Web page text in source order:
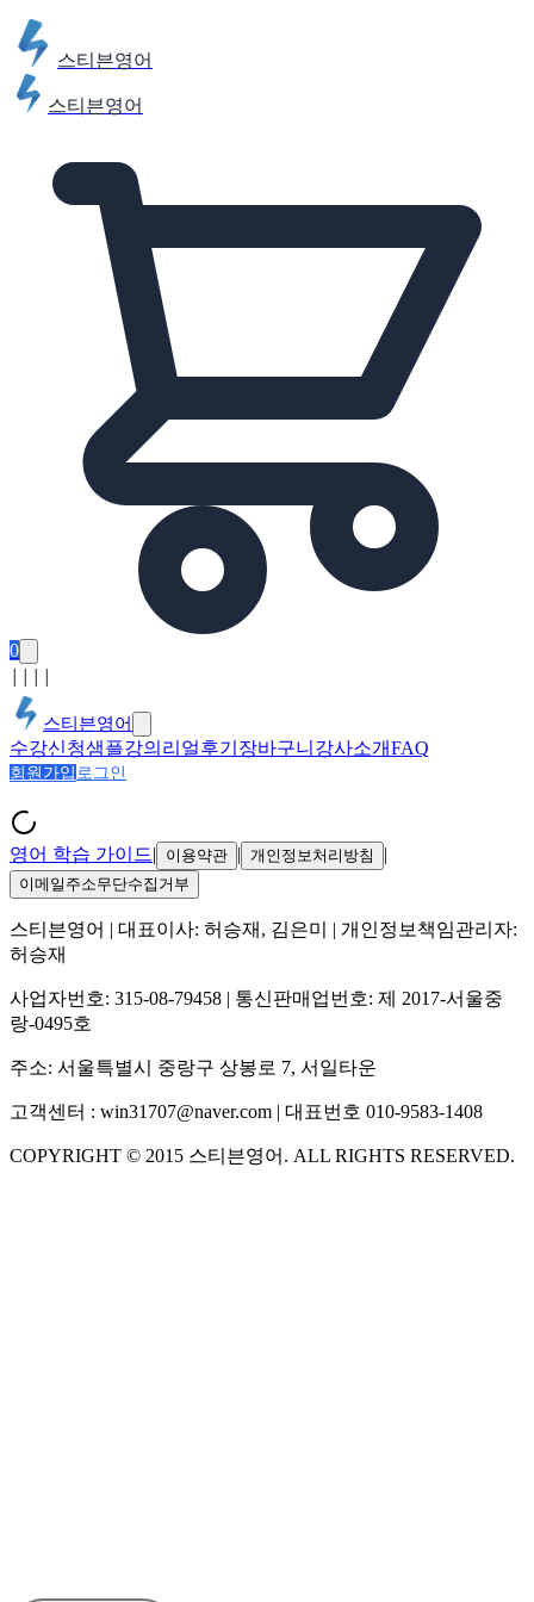
스티븐영어
스티븐영어
0
스티븐영어
수강신청샘플강의 리얼후기 장바구니 강사소개FAQ
회원가입 로그인
영어 학습 가이드| 이용약관 | 개인정보처리방침 |
이메일주소무단수집거부
스티븐영어 | 대표이사: 허승재, 김은미
| 개인정보책임관리자:
허승재
사업자번호: 315-08-79458 | 통신판매업번호: 제 2017-서울중
랑-0495호
주소: 서울특별시 중랑구 상봉로 7, 서일타운
고객센터 : win31707@naver.com | 대표번호 010-9583-1408
COPYRIGHT © 2015 스티븐영어 . ALL RIGHTS RESERVED.